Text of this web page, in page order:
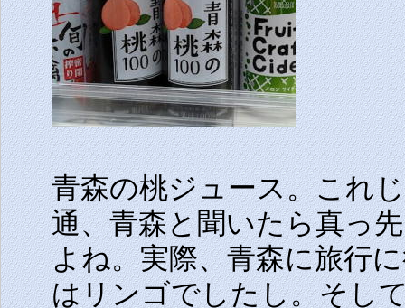
青森の桃ジュース。これ
通、青森と聞いたら真っ
よね。実際、青森に旅行
はリンゴでしたし。そし